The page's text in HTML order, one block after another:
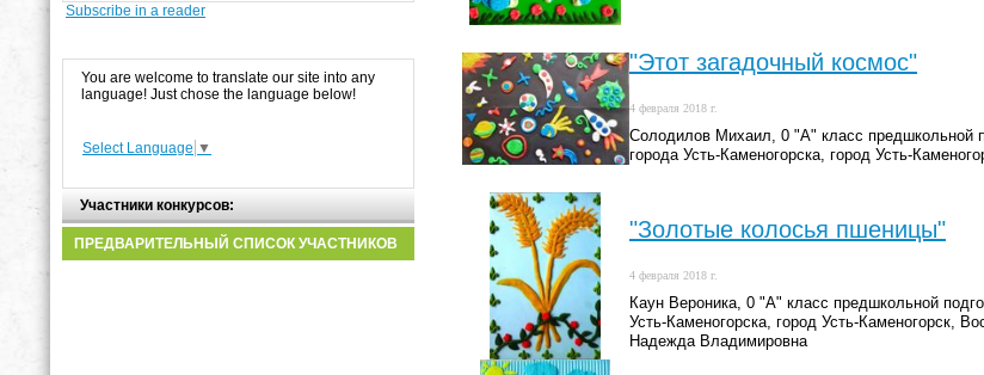
Subscribe in a reader
You are welcome to translate our site into any
language! Just chose the language below!
Select Language ▼
Участники конкурсов:
ПРЕДВАРИТЕЛЬНЫЙ СПИСОК УЧАСТНИКОВ
"Этот загадочный космос"
4 февраля 2018 г.
Солодилов Михаил, 0 "А" класс предшкольной
города Усть-Каменогорска, город Усть-
"Золотые колосья пшеницы"
4 февраля 2018 г.
Каун Вероника, 0 "А" класс предшкольной
Усть-Каменогорска, город Усть-Каменогорск,
Надежда Владимировна